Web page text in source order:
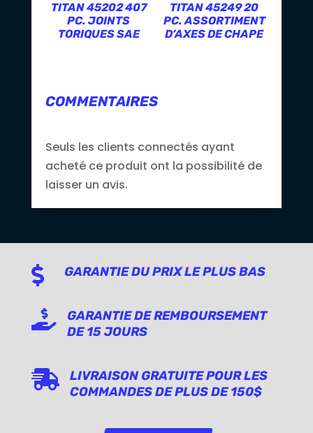
TITAN 45202 407
PC. JOINTS
TORIQUES SAE
TITAN 45249 20
PC. ASSORTIMENT
D’AXES DE CHAPE
COMMENTAIRES
Seuls les clients connectés ayant
acheté ce produit ont la possibilité de
laisser un avis.
 GARANTIE DU PRIX LE PLUS BAS

GARANTIE DE REMBOURSEMENT
DE 15 JOURS

LIVRAISON GRATUITE POUR LES
COMMANDES DE PLUS DE 150$